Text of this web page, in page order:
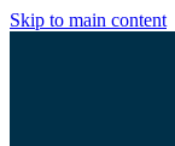
Skip to main content